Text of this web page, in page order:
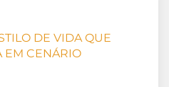
DE VIDA QUE
EM CENÁRIO